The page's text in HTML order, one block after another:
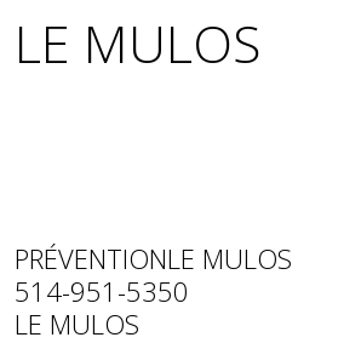
LE MULOS
PRÉVENTIONLE MULOS
514-951-5350
LE MULOS